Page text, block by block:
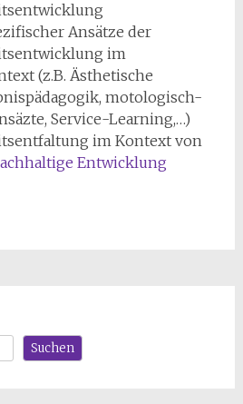
Ansätze der
im
(z.B. Ästhetische
motologisch-
Service-Learning,…)
im Kontext von
Entwicklung
Suchen